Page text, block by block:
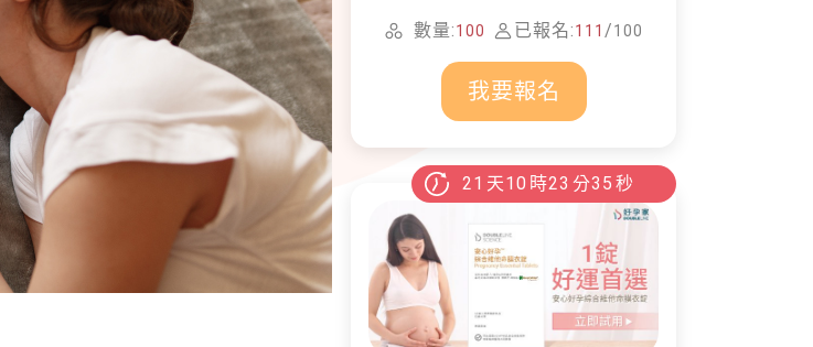
加入貝膚黛瑪修護體驗計
畫！
數量:100 已報名:111 /100
我要報名
21 天10 時23 分34 秒